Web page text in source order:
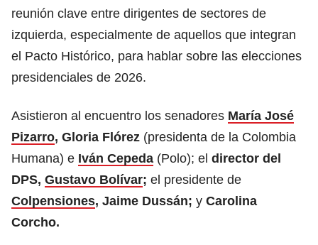
reunión clave entre dirigentes de sectores de
izquierda, especialmente de aquellos que integran
el Pacto Histórico, para hablar sobre las elecciones
presidenciales de 2026.
Asistieron al encuentro los senadores María José
Pizarro, Gloria Flórez (presidenta de la Colombia
Humana) e Iván Cepeda (Polo); el director del
DPS, Gustavo Bolívar; el presidente de
Colpensiones, Jaime Dussán; y Carolina
Corcho.